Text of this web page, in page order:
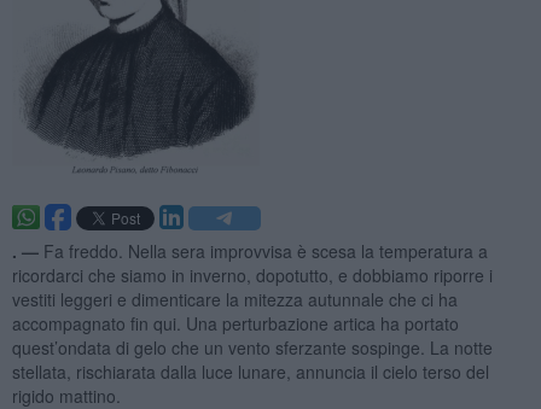
. — Fa freddo. Nella sera improvvisa è scesa la temperatura a
ricordarci che siamo in inverno, dopotutto, e dobbiamo riporre i
vestiti leggeri e dimenticare la mitezza autunnale che ci ha
accompagnato fin qui. Una perturbazione artica ha portato
quest’ondata di gelo che un vento sferzante sospinge. La notte
stellata, rischiarata dalla luce lunare, annuncia il cielo terso del
rigido mattino.